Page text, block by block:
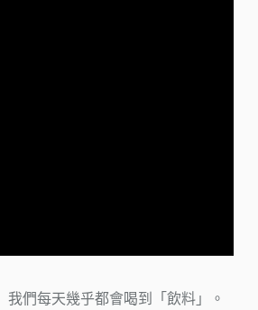
我們每天幾乎都會喝到「飲料」。